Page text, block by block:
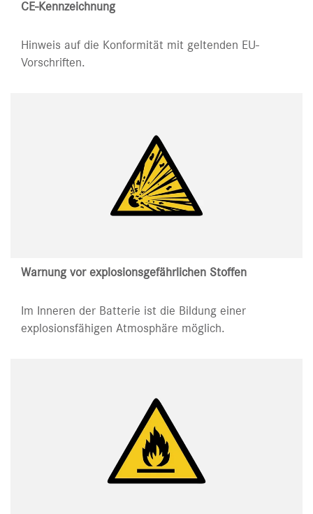
CE-Kennzeichnung
Hinweis auf die Konformität mit geltenden EU-
Vorschriften.
Warnung vor explosionsgefährlichen Stoffen
Im Inneren der Batterie ist die Bildung einer
explosionsfähigen Atmosphäre möglich.